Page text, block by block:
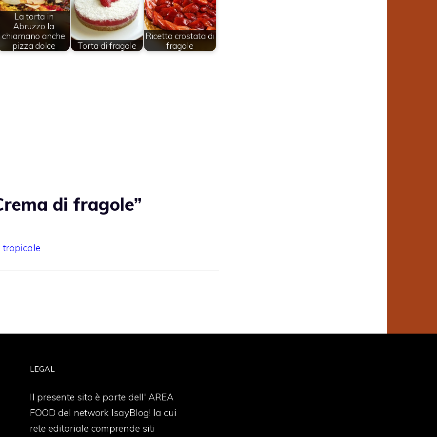
La torta in
Abruzzo la
chiamano anche
pizza dolce
Torta di fragole
Ricetta crostata di
fragole
di fragole”
LEGAL
Il presente sito è parte dell' AREA
FOOD del network IsayBlog! la cui
rete editoriale comprende siti